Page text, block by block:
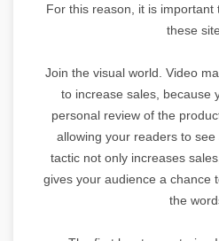
For this reason, it is important
these
Join the visual world. Video
to increase sales, because
personal review of the
allowing your readers to
tactic not only increases
gives your audience a chance
the